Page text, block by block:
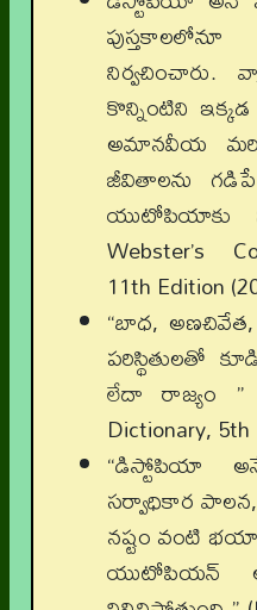
నిర్వచించారు.
కొన్నింటిని ఇక్కడ
అమానవీయ
జీవితాలను
యుటోపియాకు
Webster’s
11th Edition
“బాధ,
పరిస్థితులతో
లేదా రాజ్యం ”
Dictionary,
“డిస్టోపియా
సర్వాధికార పాలన,
నష్టం వంటి
యుటోపియన్